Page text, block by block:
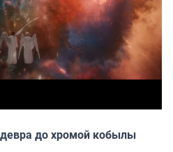
до хромой кобылы